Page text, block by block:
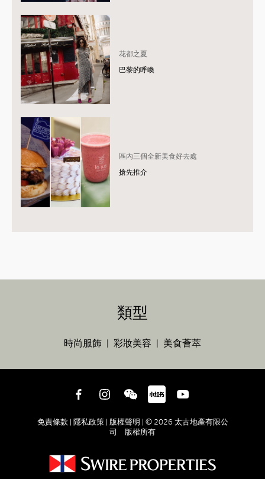
花都之夏
巴黎的呼喚
區內三個全新美食好去處
搶先推介
類型
時尚服飾 彩妝美容 美食薈萃
免責條款 | 隱私政策 | 版權聲明 | © 2026 太古地產有限公
司 版權所有